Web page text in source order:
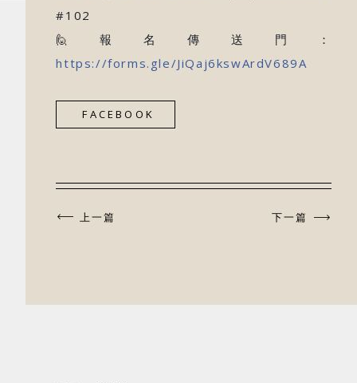
#102
🙋報名傳送門：
https://forms.gle/JiQaj6kswArdV689A
FACEBOOK
上一篇 下一篇